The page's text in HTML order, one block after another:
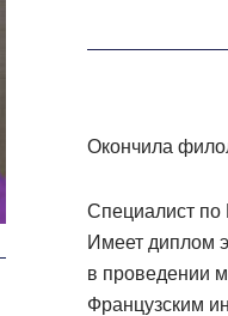
Окончила
Специалист по
Имеет диплом
в проведении
Французским